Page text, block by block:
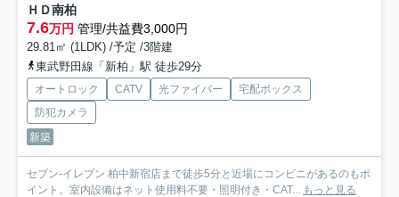
ＨＤ南柏
7.6万円 管理/共益費3,000円
29.81㎡ (1LDK) /予定 /3階建
東武野田線「新柏」駅 徒歩29分
オートロック CATV 光ファイバー
宅配ボックス
防犯カメラ
新築
セブン‐イレブン 柏中新宿店まで徒歩5分と近場にコンビニがあるのもポ
イント。室内設備はネット使用料不要・照明付き・CAT...
もっと見る